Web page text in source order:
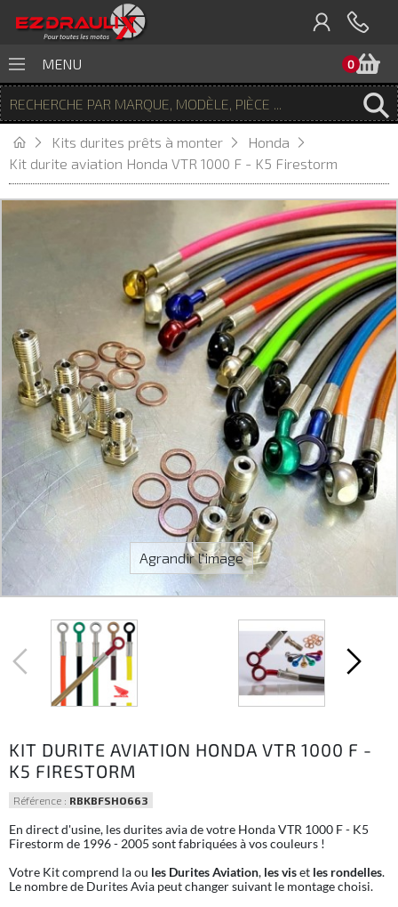
0
MENU
Kits durites prêts à monter
Honda
Kit durite aviation Honda VTR 1000 F - K5 Firestorm
Agrandir l'image
KIT DURITE AVIATION HONDA VTR 1000 F -
K5 FIRESTORM
Référence : RBKBFSHO663
En direct d'usine, les durites avia de votre Honda VTR 1000 F - K5
Firestorm de 1996 - 2005 sont fabriquées à vos couleurs !
Votre Kit comprend la ou les Durites Aviation, les viset les rondelles.
Le nombre de Durites Avia peut changer suivant le montage choisi.